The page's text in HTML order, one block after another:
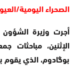
الصحراء اليومية/
أجرت وزيرة الشؤون
الإثنين، مباحثات
بوگادوم، الذي يقوم